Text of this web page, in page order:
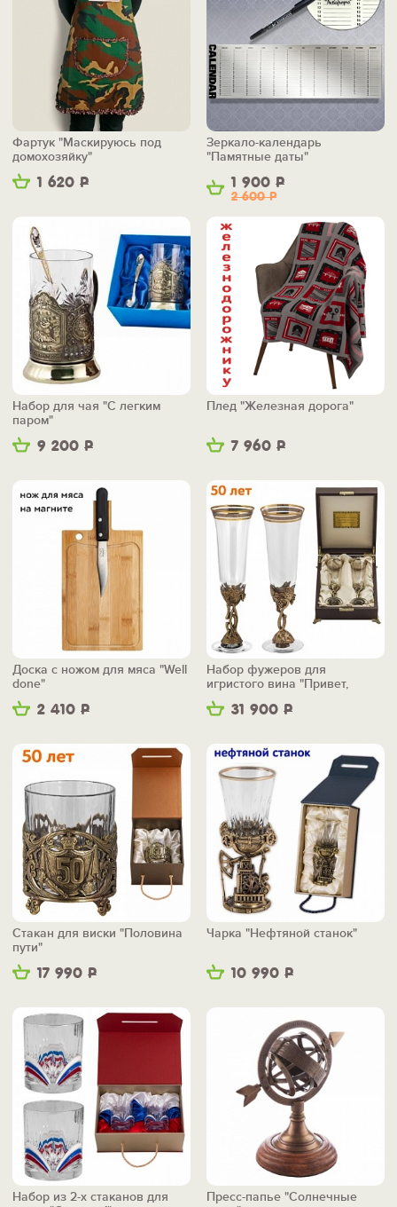
1 620 Р
Фартук "Маскируюсь под
домохозяйку"
1 900 Р
2 600Р
Зеркало-календарь
"Памятные даты"
9 200 Р
Набор для чая "С легким
паром"
7 960 Р
Плед "Железная дорога"
2 410 Р
Доска с ножом для мяса "Well
done"
31 900 Р
Набор фужеров для
игристого вина "Привет,
пятьдесят!"
17 990 Р
Стакан для виски "Половина
пути"
10 990 Р
Чарка "Нефтяной станок"
Набор из 2-х стаканов для
Пресс-папье "Солнечные